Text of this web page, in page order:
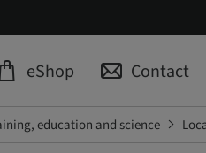
eShop Contact
education and science